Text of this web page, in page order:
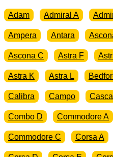
Adam Admiral A
Ampera Antara
Ascona C Astra F
Astra K Astra L
Calibra Campo
Combo D Commodore A
Commodore C Corsa A